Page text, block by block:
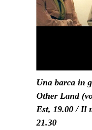
Una barca in
Other Land
Est, 19.00 / Il
21.30